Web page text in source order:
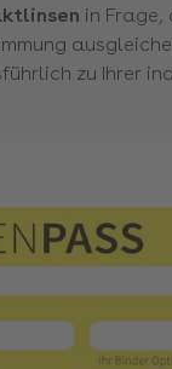
in Frage,
zu Ihrer